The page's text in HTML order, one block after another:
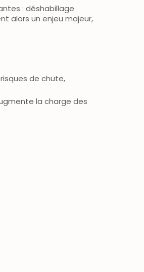
: déshabillage
alors un enjeu majeur,
de chute,
la charge des